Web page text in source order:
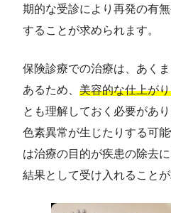
期的な受診により再発の有
することが求められます。
保険診療での治療は、あく
あるため、 美容的な仕上が
とも理解しておく必要があ
色素異常が生じたりする可
は治療の目的が疾患の除去
結果として受け入れることが